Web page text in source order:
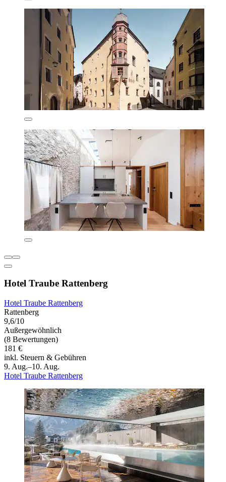
Hotel Traube Rattenberg
Hotel Traube Rattenberg
Rattenberg
9,6/10
Außergewöhnlich
(8 Bewertungen)
181 €
inkl. Steuern & Gebühren
9. Aug.–10. Aug.
Hotel Traube Rattenberg